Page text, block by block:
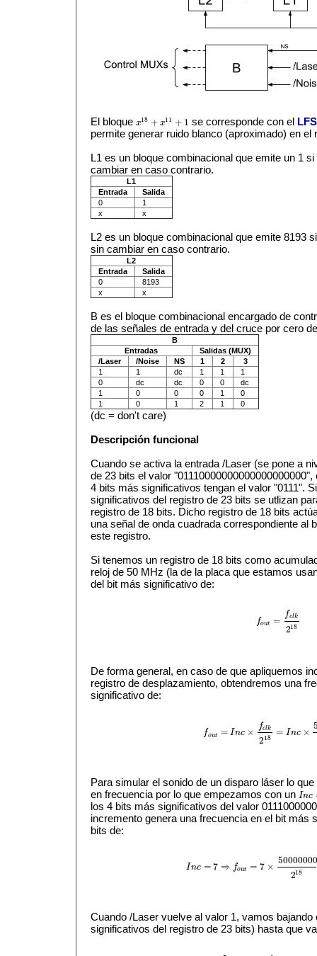
El bloque x18 + x11 + 1
x18 +x11+1 se corresponde con el
permite generar ruido blanco (aproximado) en el
L1 es un bloque combinacional que emite un 1
cambiar en caso contrario.
L1
Entrada
Salida
0
1
x
x
L2 es un bloque combinacional que emite 8193
sin cambiar en caso contrario.
L2
Entrada
Salida
0
8193
x
x
B es el bloque combinacional encargado de
de las señales de entrada y del cruce por cero
B
Entradas
Salidas (MUX)
/Laser
/Noise NS 1 2
3
1
1 dc 1 1
1
0
dc dc 0 0
dc
1
0 0 0 1
0
1
0 1 2 1 0
(dc = don't care)
Descripción funcional
Cuando se activa la entrada /Laser (se pone a
de 23 bits el valor
4 bits más significativos tengan el valor "0111".
significativos del registro de 23 bits se utlizan
registro de 18 bits. Dicho registro de 18 bits
una señal de onda cuadrada correspondiente al
este registro.
Si tenemos un registro de 18 bits como
reloj de 50 MHz (la de la placa que estamos
del bit más significativo de:
fout =
fclk
218
fout =fc k218
De forma general, en caso de que apliquemos
registro de desplazamiento, obtendremos una
significativo de:
fout = Inc ×
fclk
218 = Inc ×
f out =Inc×fc k218 =In c×
Para simular el sonido de un disparo láser lo
en frecuencia por lo que empezamos con un Inc
Inc= 7
los 4 bits más significativos del valor
incremento genera una frecuencia en el bit más
bits de:
Inc = 7 ⇒ fout = 7 ×
50000000
218
I nc =7⇒fou =7 ×50000000218=
Cuando /Laser vuelve al valor 1, vamos
significativos del registro de 23 bits) hasta que